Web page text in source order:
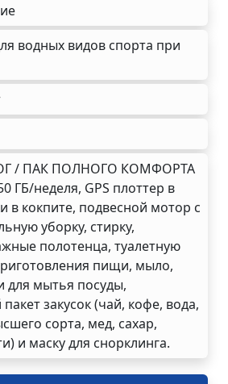
водных видов спорта при
/ ПАК ПОЛНОГО КОМФОРТА
ГБ/неделя, GPS плоттер в
в кокпите, подвесной мотор с
уборку, стирку,
полотенца, туалетную
пищи, мыло,
для мытья посуды,
закусок (чай, кофе, вода,
сорта, мед, сахар,
и маску для снорклинга.